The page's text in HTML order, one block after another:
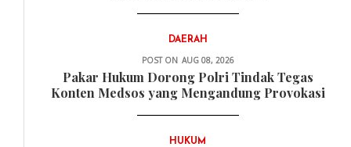
DAERAH
POST ON AUG 08, 2026
Pakar Hukum Dorong Polri Tindak Tegas
Konten Medsos yang Mengandung Provokasi
HUKUM